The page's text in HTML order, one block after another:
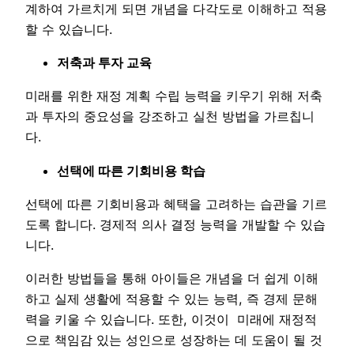
계하여 가르치게 되면 개념을 다각도로 이해하고 적용
할 수 있습니다.
저축과 투자 교육
미래를 위한 재정 계획 수립 능력을 키우기 위해 저축
과 투자의 중요성을 강조하고 실천 방법을 가르칩니
다.
선택에 따른 기회비용 학습
선택에 따른 기회비용과 혜택을 고려하는 습관을 기르
도록 합니다. 경제적 의사 결정 능력을 개발할 수 있습
니다.
이러한 방법들을 통해 아이들은 개념을 더 쉽게 이해
하고 실제 생활에 적용할 수 있는 능력, 즉 경제 문해
력을 키울 수 있습니다. 또한, 이것이 미래에 재정적
으로 책임감 있는 성인으로 성장하는 데 도움이 될 것